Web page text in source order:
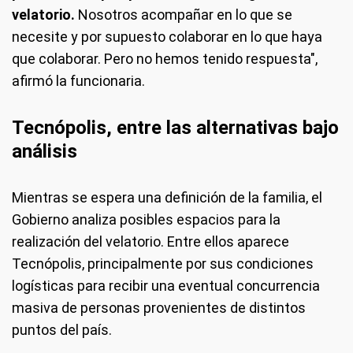
velatorio. Nosotros acompañar en lo que se
necesite y por supuesto colaborar en lo que haya
que colaborar. Pero no hemos tenido respuesta",
afirmó la funcionaria.
Tecnópolis, entre las alternativas bajo
análisis
Mientras se espera una definición de la familia, el
Gobierno analiza posibles espacios para la
realización del velatorio. Entre ellos aparece
Tecnópolis, principalmente por sus condiciones
logísticas para recibir una eventual concurrencia
masiva de personas provenientes de distintos
puntos del país.